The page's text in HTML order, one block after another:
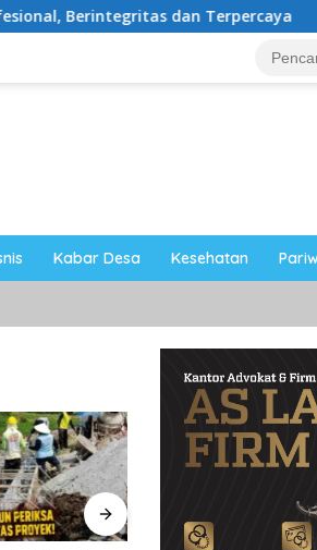
dan Terpercaya PKB Run
Kabar Desa Kesehatan